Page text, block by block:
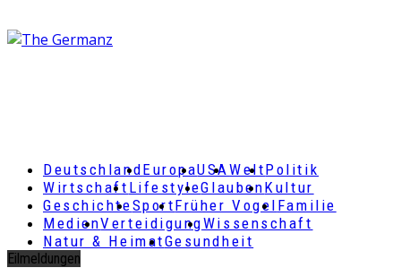
DeutschlandEuropaUSAWeltPolitik
Wirtschaft LifestyleGlaubenKultur
GeschichteSportFrüher Vogel Familie
MedienVerteidigungWissenschaft
Natur & HeimatGesundheit
Eilmeldungen